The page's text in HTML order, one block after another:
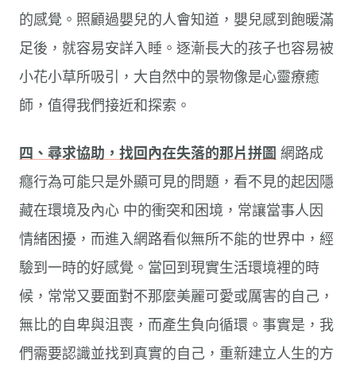
的感覺。照顧過嬰兒的人會知道，嬰兒感到飽暖滿
足後，就容易安詳入睡。逐漸長大的孩子也容易被
小花小草所吸引，大自然中的景物像是心靈療癒
師，值得我們接近和探索。
四、尋求協助，找回內在失落的那片拼圖 網路成
癮行為可能只是外顯可見的問題，看不見的起因隱
藏在環境及內心 中的衝突和困境，常讓當事人因
情緒困擾，而進入網路看似無所不能的世界中，經
驗到一時的好感覺。當回到現實生活環境裡的時
候，常常又要面對不那麼美麗可愛或厲害的自己，
無比的自卑與沮喪，而產生負向循環。事實是，我
們需要認識並找到真實的自己，重新建立人生的方